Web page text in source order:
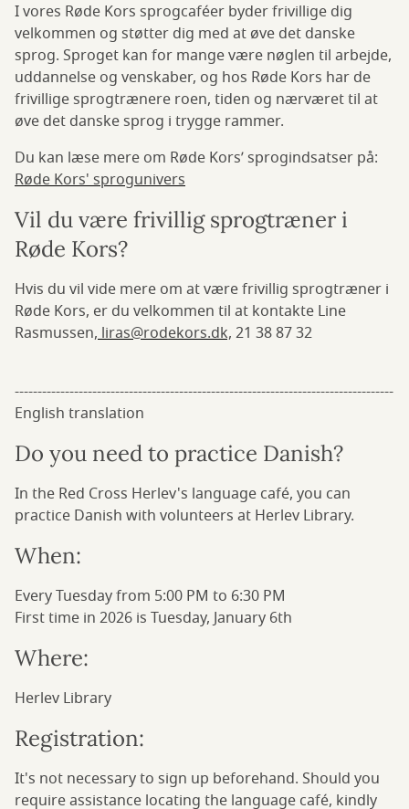
I vores Røde Kors sprogcaféer byder frivillige dig
velkommen og støtter dig med at øve det danske
sprog. Sproget kan for mange være nøglen til arbejde,
uddannelse og venskaber, og hos Røde Kors har de
frivillige sprogtrænere roen, tiden og nærværet til at
øve det danske sprog i trygge rammer.
Du kan læse mere om Røde Kors’ sprogindsatser på:
Røde Kors' sprogunivers
Vil du være frivillig sprogtræner i
Røde Kors?
Hvis du vil vide mere om at være frivillig sprogtræner i
Røde Kors, er du velkommen til at kontakte Line
Rasmussen,liras@rodekors.dk, 21 38 87 32
-----------------------------------------------------------------------------------
English translation
Do you need to practice Danish?
In the Red Cross Herlev's language café, you can
practice Danish with volunteers at Herlev Library.
When:
Every Tuesday from 5:00 PM to 6:30 PM
First time in 2026 is Tuesday, January 6th
Where:
Herlev Library
Registration:
It's not necessary to sign up beforehand. Should you
require assistance locating the language café, kindly